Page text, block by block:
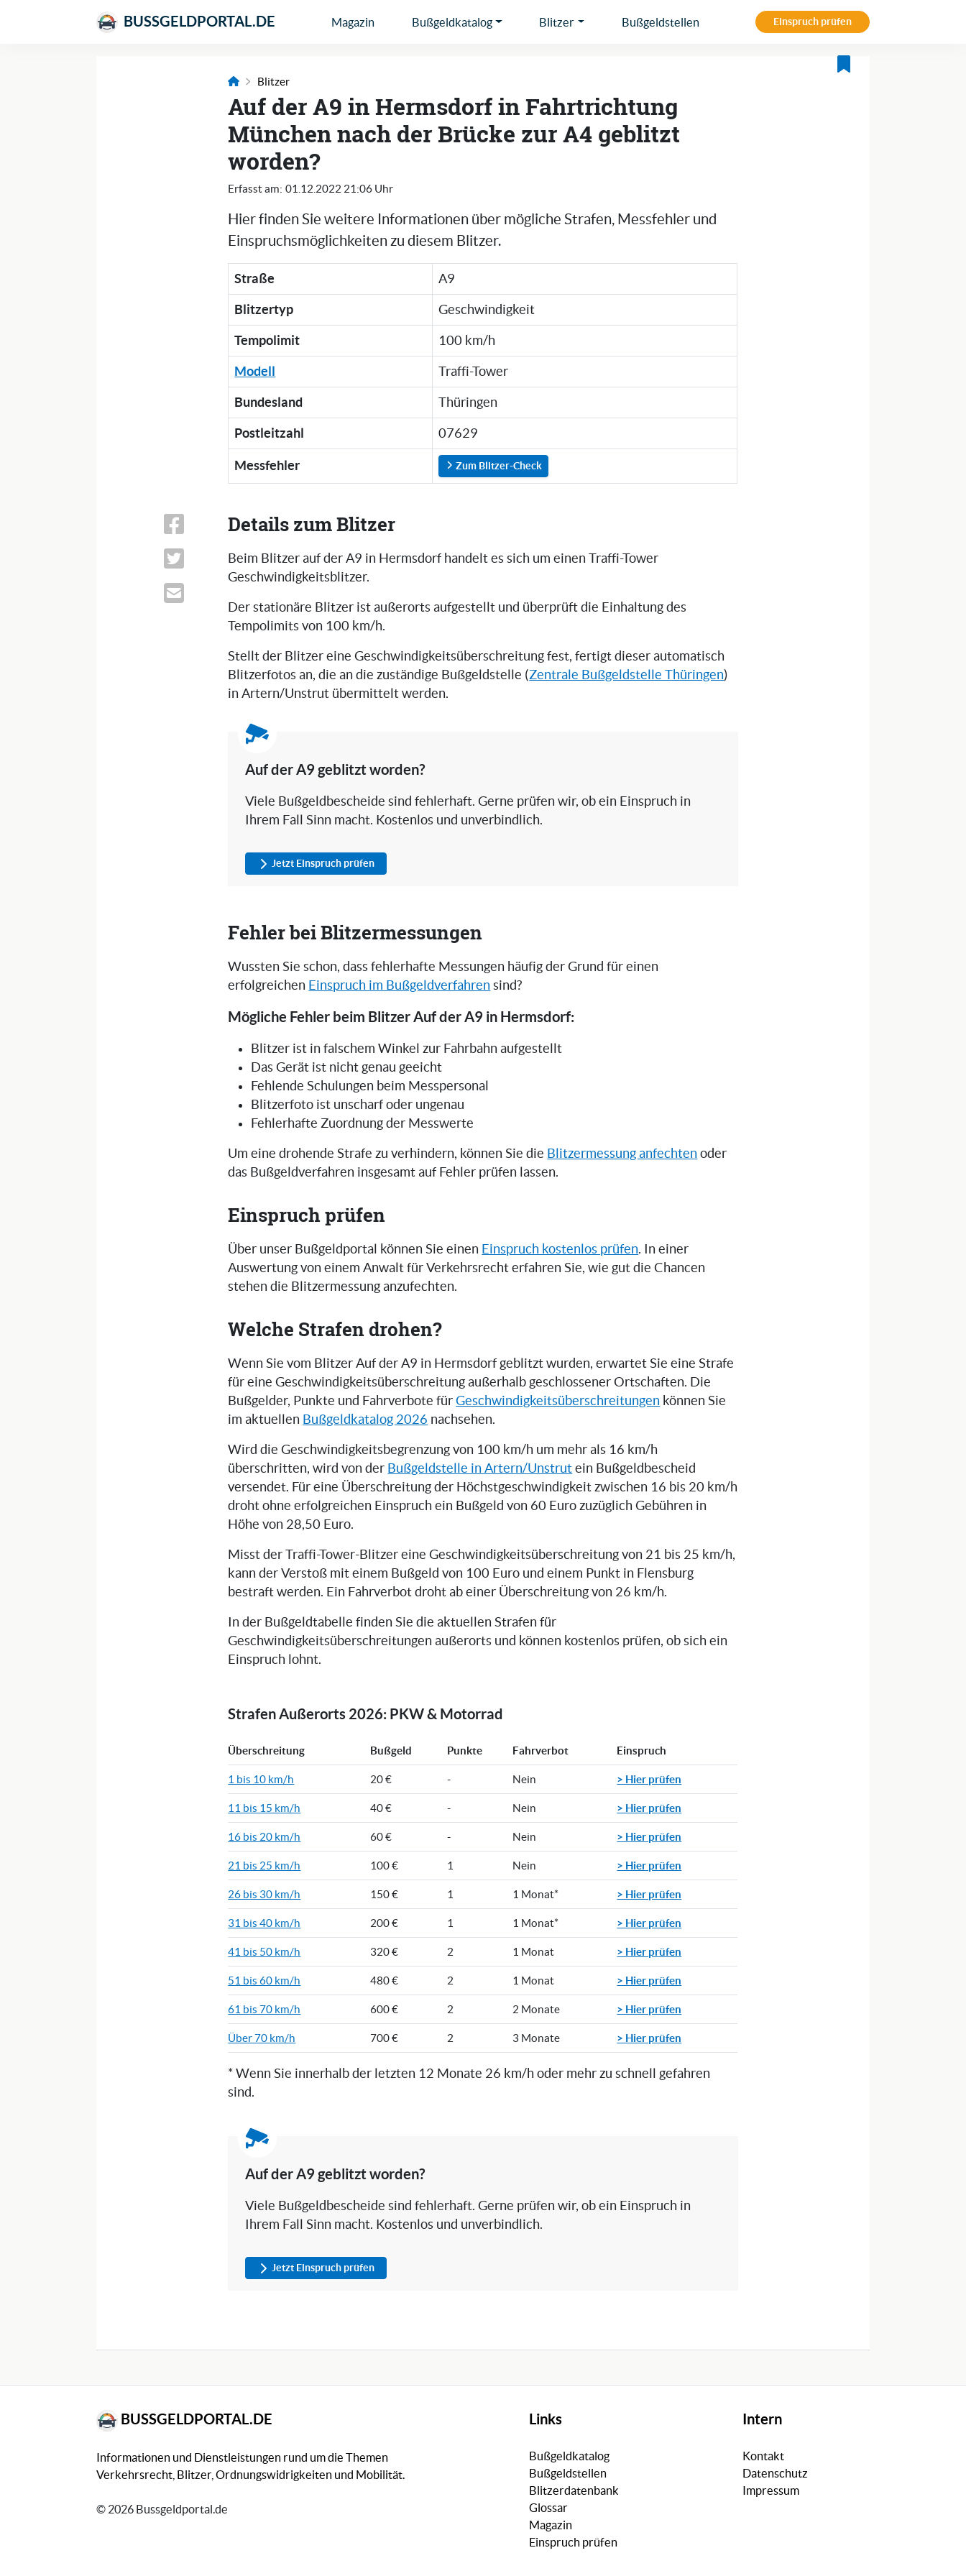
BUSSGELDPORTAL.DE Magazin Bußgeldkatalog Blitzer Bußgeldstellen Einspruch prüfen
Blitzer
Auf der A9 in Hermsdorf in Fahrtrichtung
München nach der Brücke zur A4 geblitzt
worden?
Erfasst am: 01.12.2022 21:06 Uhr
Hier finden Sie weitere Informationen über mögliche Strafen, Messfehler und
Einspruchsmöglichkeiten zu diesem Blitzer.
Straße A9
Blitzertyp Geschwindigkeit
Tempolimit 100 km/h
Modell Traffi-Tower
Bundesland Thüringen
Postleitzahl 07629
Messfehler Zum Blitzer-Check
Details zum Blitzer
Beim Blitzer auf der A9 in Hermsdorf handelt es sich um einen Traffi-Tower
Geschwindigkeitsblitzer.
Der stationäre Blitzer ist außerorts aufgestellt und überprüft die Einhaltung des
Tempolimits von 100 km/h.
Stellt der Blitzer eine Geschwindigkeitsüberschreitung fest, fertigt dieser automatisch
Blitzerfotos an, die an die zuständige Bußgeldstelle (Zentrale Bußgeldstelle Thüringen)
in Artern/Unstrut übermittelt werden.
Auf der A9 geblitzt worden?
Viele Bußgeldbescheide sind fehlerhaft. Gerne prüfen wir, ob ein Einspruch in
Ihrem Fall Sinn macht. Kostenlos und unverbindlich.
Jetzt Einspruch prüfen
Fehler bei Blitzermessungen
Wussten Sie schon, dass fehlerhafte Messungen häufig der Grund für einen
erfolgreichen Einspruch im Bußgeldverfahren sind?
Mögliche Fehler beim Blitzer Auf der A9 in Hermsdorf:
Blitzer ist in falschem Winkel zur Fahrbahn aufgestellt
Das Gerät ist nicht genau geeicht
Fehlende Schulungen beim Messpersonal
Blitzerfoto ist unscharf oder ungenau
Fehlerhafte Zuordnung der Messwerte
Um eine drohende Strafe zu verhindern, können Sie die Blitzermessung anfechten oder
das Bußgeldverfahren insgesamt auf Fehler prüfen lassen.
Einspruch prüfen
Über unser Bußgeldportal können Sie einen Einspruch kostenlos prüfen. In einer
Auswertung von einem Anwalt für Verkehrsrecht erfahren Sie, wie gut die Chancen
stehen die Blitzermessung anzufechten.
Welche Strafen drohen?
Wenn Sie vom Blitzer Auf der A9 in Hermsdorf geblitzt wurden, erwartet Sie eine Strafe
für eine Geschwindigkeitsüberschreitung außerhalb geschlossener Ortschaften. Die
Bußgelder, Punkte und Fahrverbote fürGeschwindigkeitsüberschreitungen können Sie
im aktuellen Bußgeldkatalog 2026 nachsehen.
Wird die Geschwindigkeitsbegrenzung von 100 km/h um mehr als 16 km/h
überschritten, wird von der Bußgeldstelle in Artern/Unstrut ein Bußgeldbescheid
versendet. Für eine Überschreitung der Höchstgeschwindigkeit zwischen 16 bis 20 km/h
droht ohne erfolgreichen Einspruch ein Bußgeld von 60 Euro zuzüglich Gebühren in
Höhe von 28,50 Euro.
Misst der Traffi-Tower-Blitzer eine Geschwindigkeitsüberschreitung von 21 bis 25 km/h,
kann der Verstoß mit einem Bußgeld von 100 Euro und einem Punkt in Flensburg
bestraft werden. Ein Fahrverbot droht ab einer Überschreitung von 26 km/h.
In der Bußgeldtabelle finden Sie die aktuellen Strafen für
Geschwindigkeitsüberschreitungen außerorts und können kostenlos prüfen, ob sich ein
Einspruch lohnt.
Strafen Außerorts 2026: PKW & Motorrad
Überschreitung Bußgeld Punkte Fahrverbot Einspruch
1 bis 10 km/h 20 € - Nein > Hier prüfen
11 bis 15 km/h 40 € - Nein > Hier prüfen
16 bis 20 km/h 60 € - Nein > Hier prüfen
21 bis 25 km/h 100 € 1 Nein > Hier prüfen
26 bis 30 km/h 150 € 1 1 Monat* > Hier prüfen
31 bis 40 km/h 200 € 1 1 Monat* > Hier prüfen
41 bis 50 km/h 320 € 2 1 Monat > Hier prüfen
51 bis 60 km/h 480 € 2 1 Monat > Hier prüfen
61 bis 70 km/h 600 € 2 2 Monate > Hier prüfen
Über 70 km/h 700 € 2 3 Monate > Hier prüfen
* Wenn Sie innerhalb der letzten 12 Monate 26 km/h oder mehr zu schnell gefahren
sind.
Auf der A9 geblitzt worden?
Viele Bußgeldbescheide sind fehlerhaft. Gerne prüfen wir, ob ein Einspruch in
Ihrem Fall Sinn macht. Kostenlos und unverbindlich.
Jetzt Einspruch prüfen
BUSSGELDPORTAL.DE
Informationen und Dienstleistungen rund um die Themen
Verkehrsrecht, Blitzer, Ordnungswidrigkeiten und Mobilität.
© 2026 Bussgeldportal.de
Links
Bußgeldkatalog
Bußgeldstellen
Blitzerdatenbank
Glossar
Magazin
Einspruch prüfen
Intern
Kontakt
Datenschutz
Impressum